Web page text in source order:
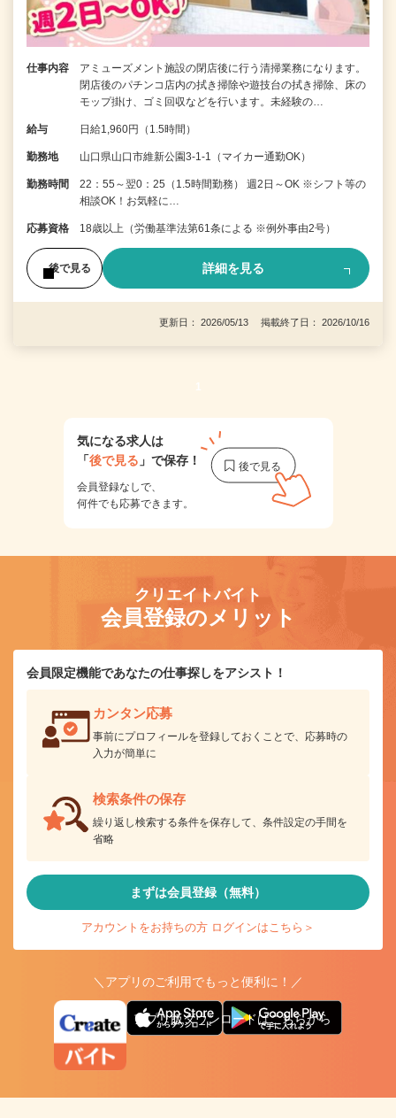
仕事内容
アミューズメント施設の閉店後に行う清掃業務になります。
閉店後のパチンコ店内の拭き掃除や遊技台の拭き掃除、床の
モップ掛け、ゴミ回収などを行います。未経験の…
給与 日給1,960円（1.5時間）
勤務地 山口県山口市維新公園3-1-1（マイカー通勤OK）
勤務時間
22：55～翌0：25（1.5時間勤務） 週2日～OK ※シフト等の
相談OK！お気軽に…
応募資格 18歳以上（労働基準法第61条による ※例外事由2号）
後で見る 詳細を見る
更新日： 2026/05/13 掲載終了日： 2026/10/16
1
気になる求人は
「後で見る 」で保存！
会員登録なしで、
何件でも応募できます。
クリエイトバイト
会員登録のメリット
会員限定機能であなたの仕事探しをアシスト！
カンタン応募
事前にプロフィールを登録しておくことで、応募時の
入力が簡単に
検索条件の保存
繰り返し検索する条件を保存して、条件設定の手間を
省略
まずは会員登録（無料）
アカウントをお持ちの方 ログインはこちら＞
＼アプリのご利用でもっと便利に！／
アプリ版ダウンロードはこちらから